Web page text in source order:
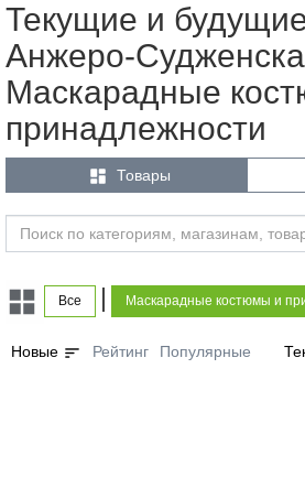
Текущие и
Анжеро-
Маскарадные
принадлежности
 Товары
Все Маскарадные костюмы и
Новые sort Рейтинг Популярные